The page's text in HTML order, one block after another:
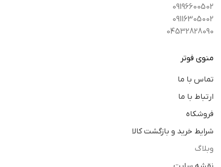
09196600502
09116305002
04532828090
منوی فوتر
تماس با ما
ارتباط با ما
فروشکاه
شرایط خرید و بازگشت کالا
وبلاگ